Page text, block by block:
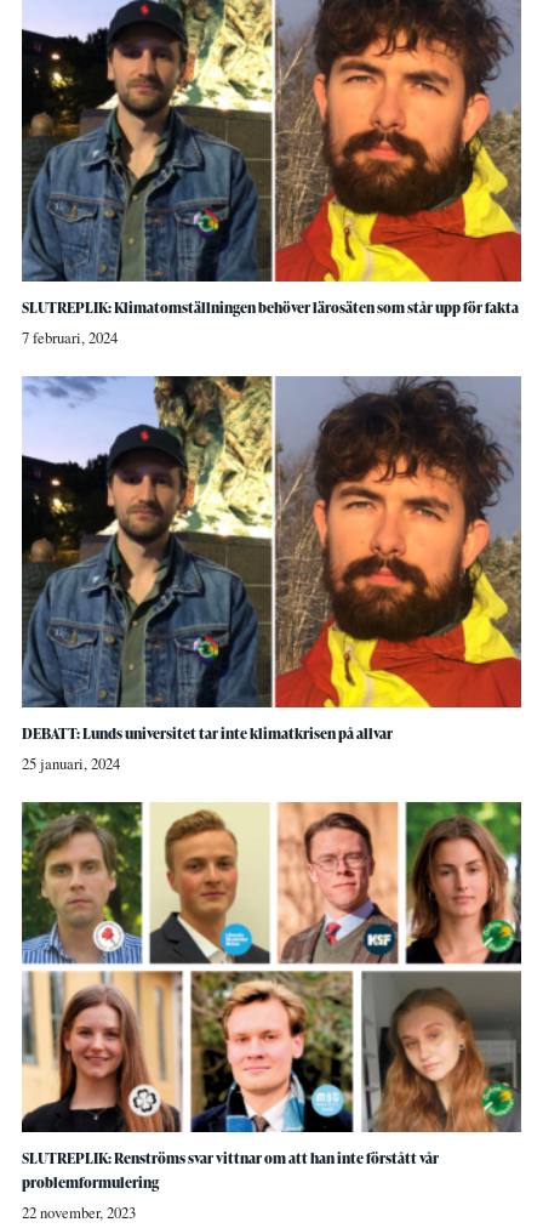
SLUTREPLIK: Klimatomställningen behöver lärosäten som står upp för fakta
7 februari, 2024
DEBATT: Lunds universitet tar inte klimatkrisen på allvar
25 januari, 2024
SLUTREPLIK: Renströms svar vittnar om att han inte förstått vår
problemformulering
22 november, 2023